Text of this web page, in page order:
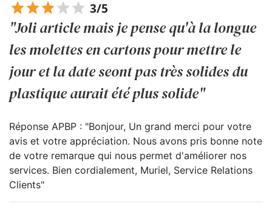
3/5
"Joli article mais je pense qu'à la longue
les molettes en cartons pour mettre le
jour et la date seont pas très solides du
plastique aurait été plus solide"
Réponse APBP : "Bonjour, Un grand merci pour votre
avis et votre appréciation. Nous avons pris bonne note
de votre remarque qui nous permet d'améliorer nos
services. Bien cordialement, Muriel, Service Relations
Clients"